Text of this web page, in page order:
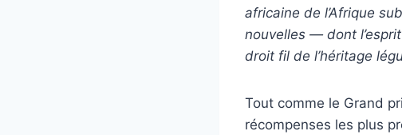
africaine de l’Afrique
nouvelles — dont
droit fil de l’héritage
Tout comme le Grand
récompenses les plus